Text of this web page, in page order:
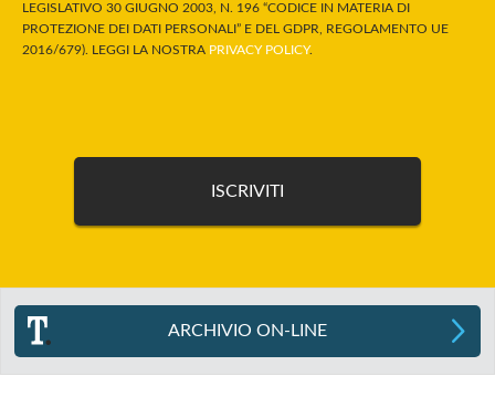
LEGISLATIVO 30 GIUGNO 2003, N. 196 “CODICE IN MATERIA DI
PROTEZIONE DEI DATI PERSONALI” E DEL GDPR, REGOLAMENTO UE
2016/679). LEGGI LA NOSTRA PRIVACY POLICY.
ARCHIVIO ON-LINE